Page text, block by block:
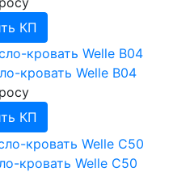
КП
кровать Welle B04
КП
кровать Welle C50